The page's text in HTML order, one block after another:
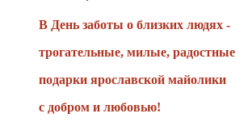
В День заботы о близких людях -
трогательные, милые, радостные
подарки ярославской майолики
с добром и любовью!